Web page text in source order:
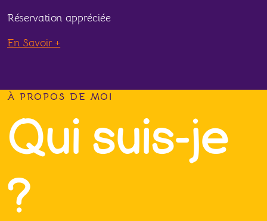
Réservation appréciée
En Savoir +
À PROPOS DE MOI
Qui suis-je
?